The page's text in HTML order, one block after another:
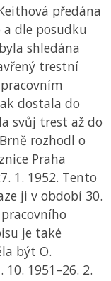
předána
a dle posudku
shledána
trestní
dostala do
svůj trest až do
rozhodl o
Praha
1. 1952. Tento
ji v období 30.
je také
být O.
1951–26. 2.